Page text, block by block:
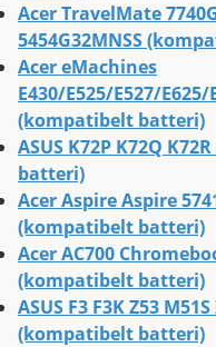
Acer TravelMate
5454G32MNSS
Acer eMachines
E430/E525/E527/
(kompatibelt batteri)
ASUS K72P K72Q
batteri)
Acer Aspire Aspire
(kompatibelt batteri)
Acer AC700
(kompatibelt batteri)
ASUS F3 F3K Z53
(kompatibelt batteri)